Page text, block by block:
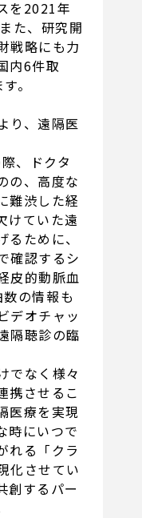
を2021年
た、研究開
戦略にも力
内6件取
。
り、遠隔医
、ドクタ
の、高度な
難渋した経
けていた遠
ために、
確認するシ
皮的動脈血
の情報も
デオチャッ
隔聴診の臨
でなく様々
携させるこ
医療を実現
時にいつで
れる「クラ
化させてい
創するパー